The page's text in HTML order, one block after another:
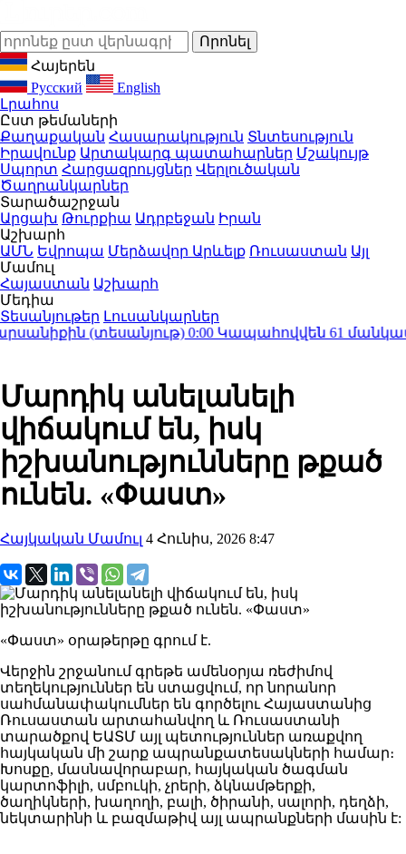
Հայերեն
Русский
English
Լրահոս
Ըստ թեմաների
Քաղաքական Հասարակություն Տնտեսություն
Իրավունք Արտակարգ պատահարներ Մշակույթ
Սպորտ Հարցազրույցներ Վերլուծական
Ծաղրանկարներ
Տարածաշրջան
Արցախ Թուրքիա Ադրբեջան Իրան
Աշխարհ
ԱՄՆ Եվրոպա Մերձավոր Արևելք Ռուսաստան Այլ
Մամուլ
Հայաստան Աշխարհ
Մեդիա
Տեսանյութեր Լուսանկարներ
(տեսանյութ)0:00Կապահովվեն 61
Մարդիկ անելանելի
վիճակում են, իսկ
իշխանությունները թքած
ունեն. «Փաստ»
Հայկական Մամուլ 4 Հունիս, 2026 8:47
«Փաստ» օրաթերթը գրում է.
Վերջին շրջանում գրեթե ամենօրյա ռեժիմով
տեղեկություններ են ստացվում, որ նորանոր
սահմանափակումներ են գործելու Հայաստանից
Ռուսաստան արտահանվող և Ռուսաստանի
տարածքով ԵԱՏՄ այլ պետություններ առաքվող
հայկական մի շարք ապրանքատեսակների համար։
Խոսքը, մասնավորաբար, հայկական ծագման
կարտոֆիլի, սմբուկի, չրերի, ձկնամթերքի,
ծաղիկների, խաղողի, բալի, ծիրանի, սալորի, դեղձի,
նեկտարինի և բազմաթիվ այլ ապրանքների մասին է: